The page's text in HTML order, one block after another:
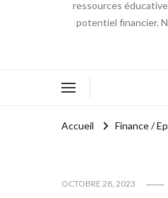
ressources
potentiel financier.
Accueil Finance /
OCTOBRE 28, 2023